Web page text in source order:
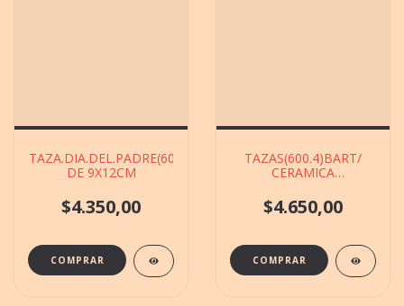
TAZA.DIA.DEL.PADRE(600.3)CERAMICA.DECORADA
DE 9X12CM
$4.350,00
TAZAS(600.4)BART/
CERAMICA
9X12CM
$4.650,00